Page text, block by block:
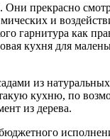
прекрасно
и
гарнитура как
кухня для
из
кухню, по
из дерева.